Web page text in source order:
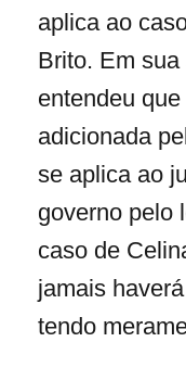
aplica ao
Brito. Em
entendeu
adicionada
se aplica ao
governo pelo
caso de
jamais
tendo